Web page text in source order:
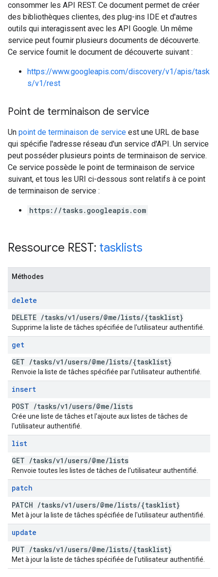
consommer les API REST. Ce document permet de créer
des bibliothèques clientes, des plug-ins IDE et d'autres
outils qui interagissent avec les API Google. Un même
service peut fournir plusieurs documents de découverte.
Ce service fournit le document de découverte suivant :
https://www.googleapis.com/discovery/v1/apis/task
s/v1/rest
Point de terminaison de service
Un point de terminaison de service est une URL de base
qui spécifie l'adresse réseau d'un service d'API. Un service
peut posséder plusieurs points de terminaison de service.
Ce service possède le point de terminaison de service
suivant, et tous les URI ci-dessous sont relatifs à ce point
de terminaison de service :
https://tasks.googleapis.com
Ressource REST: tasklists
Méthodes
delete
DELETE /tasks/v1 /users/@me/lists/{tasklist}
Supprime la liste de tâches spécifiée de l'utilisateur authentifié.
get
GET /tasks/v1 /users/@me/lists/{tasklist}
Renvoie la liste de tâches spécifiée par l'utilisateur authentifié.
insert
POST /tasks/v1 /users/@me/lists
Crée une liste de tâches et l'ajoute aux listes de tâches de
l'utilisateur authentifié.
list
GET /tasks/v1 /users/@me/lists
Renvoie toutes les listes de tâches de l'utilisateur authentifié.
patch
PATCH /tasks/v1 /users/@me/lists/{tasklist}
Met à jour la liste de tâches spécifiée de l'utilisateur authentifié.
update
PUT /tasks/v1 /users/@me/lists/{tasklist}
Met à jour la liste de tâches spécifiée de l'utilisateur authentifié.